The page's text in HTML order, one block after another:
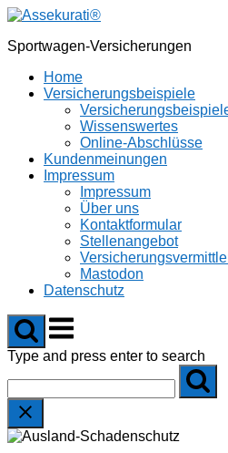
Skip
content
Sportwagen-Versicherungen
Home
Versicherungsbeispiele
Wissenswertes
Online-Abschlüsse
Kundenmeinungen
Impressum
Impressum
Über uns
Kontaktformular
Stellenangebot
Mastodon
Datenschutz
Menu
Type and press enter to search